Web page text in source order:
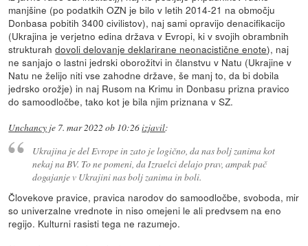
manjšine (po podatkih OZN je bilo v letih 2014-21 na območju
Donbasa pobitih 3400 civilistov), naj sami opravijo denacifikacijo
(Ukrajina je verjetno edina država v Evropi, ki v svojih obrambnih
strukturahdovoli delovanje deklarirane neonacistične enote), naj
ne sanjajo o lastni jedrski oborožitvi in članstvu v Natu (Ukrajine v
Natu ne želijo niti vse zahodne države, še manj to, da bi dobila
jedrsko orožje) in naj Rusom na Krimu in Donbasu prizna pravico
do samoodločbe, tako kot je bila njim priznana v SZ.
Unchancy je 7. mar 2022 ob 10:26izjavil:
Ukrajina je del Evrope in zato je logično, da nas bolj zanima kot
nekaj na BV. To ne pomeni, da Izraelci delajo prav, ampak pač
dogajanje v Ukrajini nas bolj zanima in boli.
Človekove pravice, pravica narodov do samoodločbe, svoboda, mir
so univerzalne vrednote in niso omejeni le ali predvsem na eno
regijo. Kulturni rasisti tega ne razumejo.